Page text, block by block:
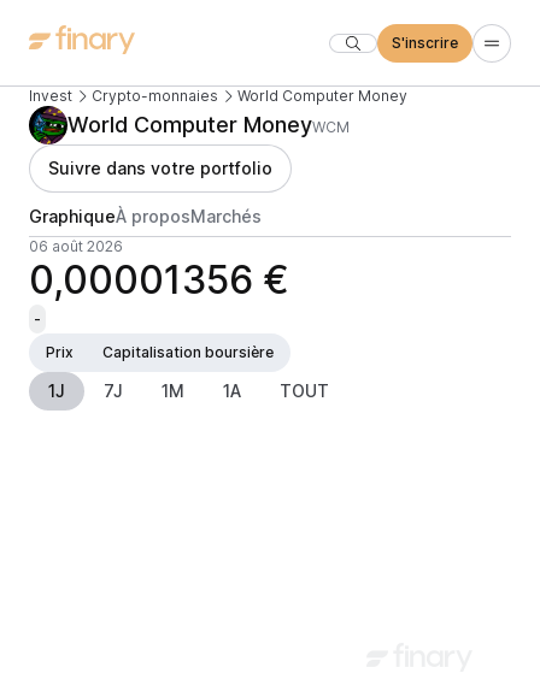
S'inscrire
Invest Crypto-monnaies World Computer Money
World Computer MoneyWCM
Suivre dans votre portfolio
GraphiqueÀ proposMarchés
06 août 2026
0,00001356 €
-
Prix
Capitalisation boursière
1J 7J 1M 1A TOUT